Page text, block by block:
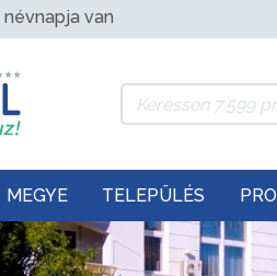
névnapja van
MEGYE TELEPÜLÉS